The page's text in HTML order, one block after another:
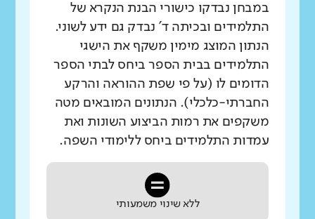
במבחן נבדקו כישורי הבנת הנקרא של
התלמידים ובכיתה ד' נבדק גם ידע לשוני.
הנתון המוצג מימין משקף את הישגי
התלמידים בבית הספר ביחס לבתי הספר
הדומים לו (על פי שפת ההוראה והרקע
החברתי-כלכלי). הנתונים המובאים מטה
משקפים את רמות הביצוע השונות ואת
עמדות התלמידים ביחס ללימודי השפה.
ללא שינוי משמעותי